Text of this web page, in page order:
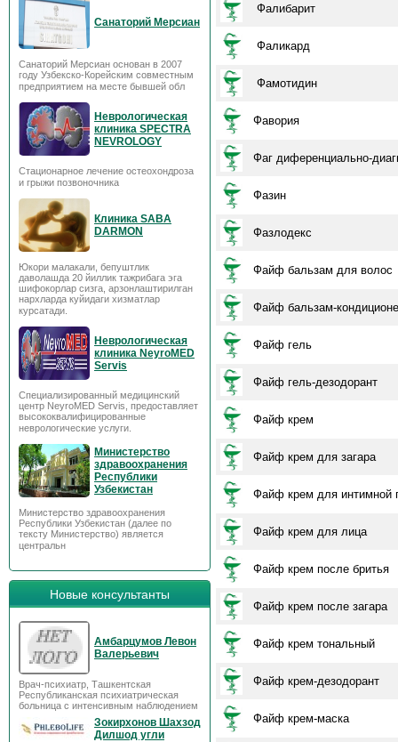
Санаторий Мерсиан
Санаторий Мерсиан основан в 2007
году Узбекско-Корейским совместным
предприятием на месте бывшей обл
Неврологическая
клиника SPECTRA
NEVROLOGY
Стационарное лечение остеохондроза
и грыжи позвоночника
Клиника SABA
DARMON
Юкори малакали, бепуштлик
даволашда 20 йиллик тажрибага эга
шифокорлар сизга, арзонлаштирилган
нархларда куйидаги хизматлар
курсатади.
Неврологическая
клиника NeyroMED
Servis
Специализированный медицинский
центр NeyroMED Servis, предоставляет
высококвалифицированные
неврологические услуги.
Министерство
здравоохранения
Республики
Узбекистан
Министерство здравоохранения
Республики Узбекистан (далее по
тексту Министерство) является
центральн
Новые консультанты
Амбарцумов Левон
Валерьевич
Врач-психиатр, Ташкентская
Республиканская психиатрическая
больница с интенсивным наблюдением
Зокирхонов Шахзод
Дилшод угли
Фалибарит
Фаликард
Фамотидин
Фавория
Фаг диференциально-
Фазин
Фазлодекс
Файф бальзам для волос
Файф бальзам-
Файф гель
Файф гель-дезодорант
Файф крем
Файф крем для загара
Файф крем для интимной
Файф крем для лица
Файф крем после бритья
Файф крем после загара
Файф крем тональный
Файф крем-дезодорант
Файф крем-маска